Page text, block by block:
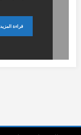
قراءة المزيد